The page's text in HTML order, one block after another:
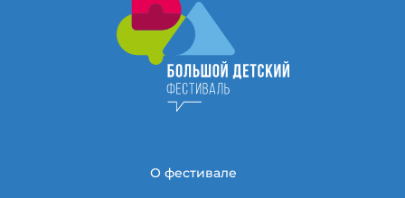
О фестивале